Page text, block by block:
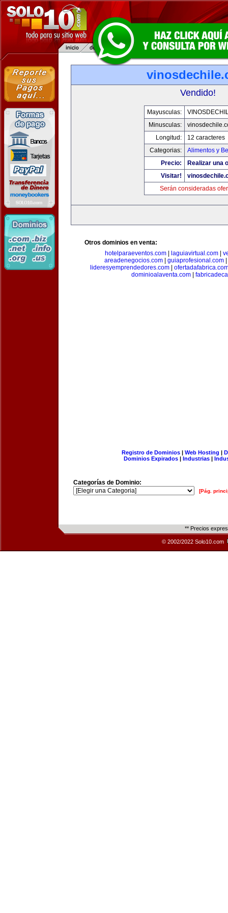
Vendido!
Mayusculas:
Minusculas:
Longitud:
12 caracteres
Categorias:
Alimentos y
Precio:
Realizar una
Visitar!
Serán consideradas
Otros dominios en venta:
hotelparaeventos.com
laguiavirtual.com
areadenegocios.com
guiaprofesional.com
lideresyemprendedores.com
dominioalaventa.com|
Registro de Dominios| Web Hosting |
Dominios Expirados | Industrias |
Categorías de Dominio:
[Pág.
** Precios
© 2002/2022 Solo10.com